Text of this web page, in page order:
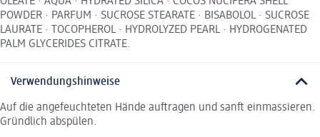
POWDER · PARFUM · SUCROSE STEARATE · BISABOLOL · SUCROSE
LAURATE · TOCOPHEROL · HYDROLYZED PEARL · HYDROGENATED
PALM GLYCERIDES CITRATE.
Verwendungshinweise
Auf die angefeuchteten Hände auftragen und sanft einmassieren.
Gründlich abspülen.